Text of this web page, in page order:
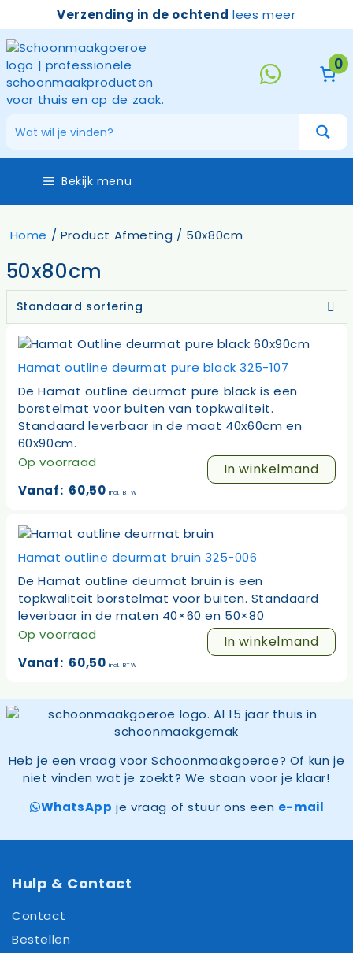
de
inhoud
Verzending in de ochtend lees meer
0
Bekijk menu
Home / Product Afmeting / 50x80cm
50x80cm
Hamat outline deurmat pure black 325-107
De Hamat outline deurmat pure black is een
borstelmat voor buiten van topkwaliteit.
Standaard leverbaar in de maat 40x60cm en
60x90cm.
Op voorraad
In winkelmand
Dit
heeft
variaties.
optie
kan
gekozen
worden
op
productpagina
Vanaf: 60,50 incl. BTW
Hamat outline deurmat bruin 325-006
De Hamat outline deurmat bruin is een
topkwaliteit borstelmat voor buiten. Standaard
leverbaar in de maten 40×60 en 50×80
Op voorraad
In winkelmand
Dit
heeft
variaties.
Deze
kan
gekozen
op
productpagina
Vanaf: 60,50 incl. BTW
Heb je een vraag voor Schoonmaakgoeroe? Of kun je
niet vinden wat je zoekt? We staan voor je klaar!
WhatsApp je vraag of stuur ons een e-mail
Hulp & Contact
Contact
Bestellen